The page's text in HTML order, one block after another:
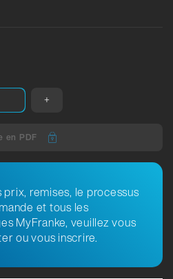
+
en PDF
prix, remises, le processus
et tous les
MyFranke, veuillez vous
ou vous inscrire.